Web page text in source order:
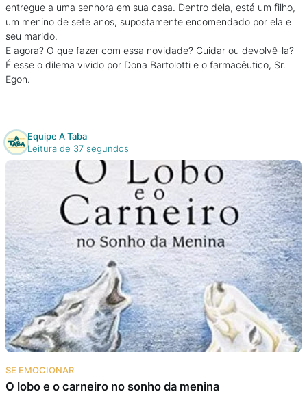
entregue a uma senhora em sua casa. Dentro dela, está um filho,
um menino de sete anos, supostamente encomendado por ela e
seu marido.
E agora? O que fazer com essa novidade? Cuidar ou devolvê-la?
É esse o dilema vivido por Dona Bartolotti e o farmacêutico, Sr.
Egon.
Equipe A Taba
Leitura de 37 segundos
SE EMOCIONAR
O lobo e o carneiro no sonho da menina